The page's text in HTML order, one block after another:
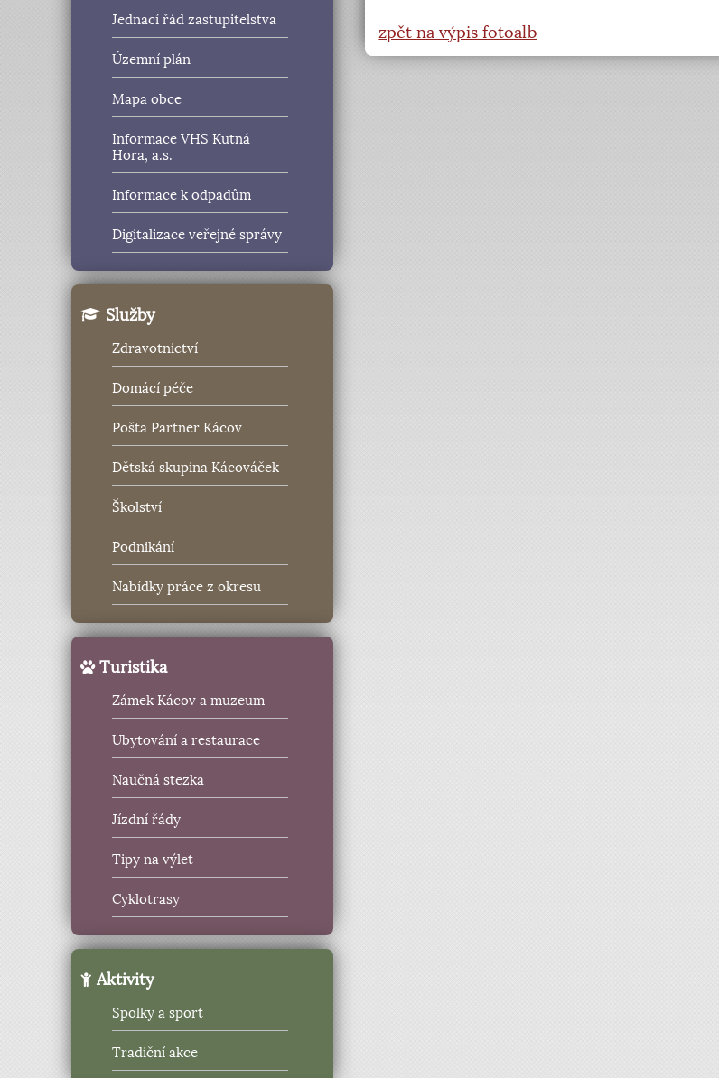
Jednací řád zastupitelstva
Územní plán
Mapa obce
Informace VHS Kutná
Hora, a.s.
Informace k odpadům
Digitalizace veřejné správy
Služby
Zdravotnictví
Domácí péče
Pošta Partner Kácov
Dětská skupina Kácováček
Školství
Podnikání
Nabídky práce z okresu
Turistika
Zámek Kácov a muzeum
Ubytování a restaurace
Naučná stezka
Jízdní řády
Tipy na výlet
Cyklotrasy
Aktivity
Spolky a sport
Tradiční akce
zpět na výpis fotoalb